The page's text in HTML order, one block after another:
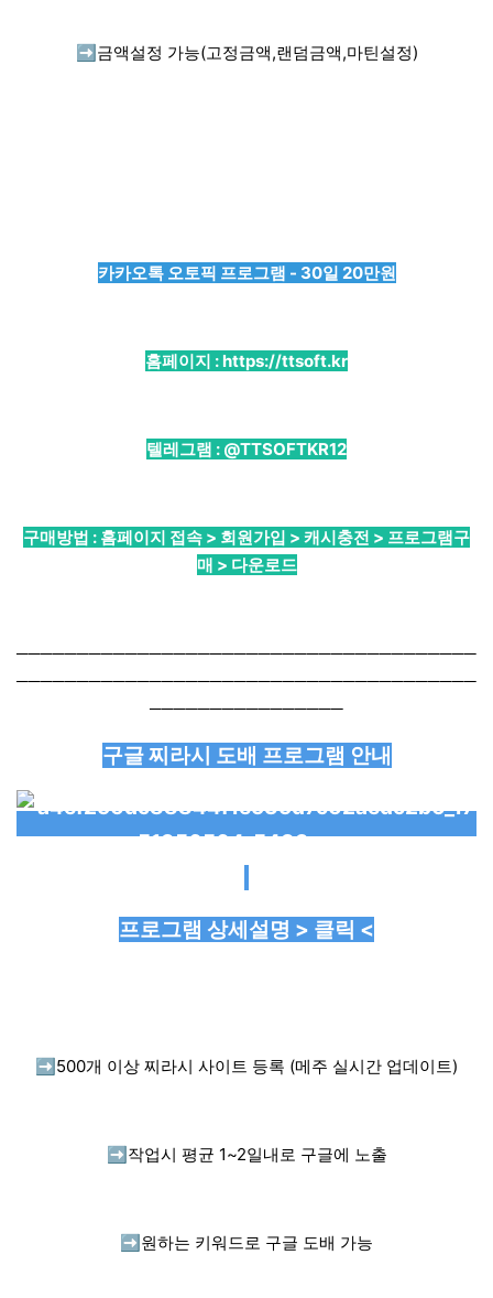
➡️ 금액설정 가능(고정금액,랜덤금액,마틴설정)
카카오톡 오토픽 프로그램 - 30일 20만원
홈페이지 :https://ttsoft.kr
텔레그램 : @TTSOFTKR12
구매방법 : 홈페이지 접속 > 회원가입 > 캐시충전 > 프로그램구
매 > 다운로드
──────────────────────────────────────
──────────────────────────────────────
────────────────
구글 찌라시 도배 프로그램 안내
프로그램 상세설명 > 클릭 <
➡️ 500개 이상 찌라시 사이트 등록 (메주 실시간 업데이트)
➡️ 작업시 평균 1~2일내로 구글에 노출
➡️ 원하는 키워드로 구글 도배 가능